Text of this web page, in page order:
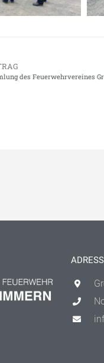
des Feuerwehrvereines